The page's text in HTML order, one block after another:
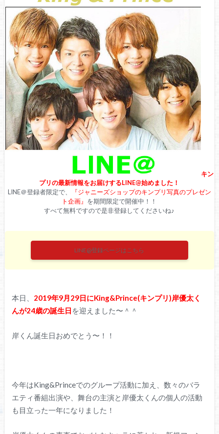
キン
プリの最新情報をお届けするLINE@始めました！
LINE＠登録者限定で、
『ジャニーズショップのキンプリ写真のプレゼン
ト企画』 を期間限定で開催中！！
すべて無料ですので是非登録してくださいね♪
LINE@登録ページはこちら
本日、 2019年9月29日にKing&Prince(キンプリ)岸優太く
んが24歳の誕生日 を迎えました〜＾＾
岸くん誕生日おめでとう〜！！
今年はKing&Princeでのグループ活動に加え、数々のバラ
エティ番組出演や、舞台の主演と岸優太くんの個人の活動
も目立った一年になりました！